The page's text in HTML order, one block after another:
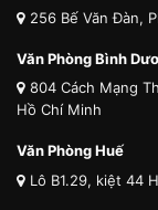
256 Bế Văn Đàn,
Văn Phòng Bình
804 Cách Mạng
Hồ Chí Minh
Văn Phòng Huế
Lô B1.29, kiệt 44